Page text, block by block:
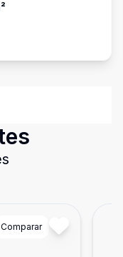
Comparar